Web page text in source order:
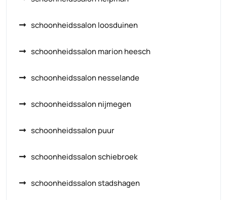
schoonheidssalon loosduinen
schoonheidssalon marion heesch
schoonheidssalon nesselande
schoonheidssalon nijmegen
schoonheidssalon puur
schoonheidssalon schiebroek
schoonheidssalon stadshagen